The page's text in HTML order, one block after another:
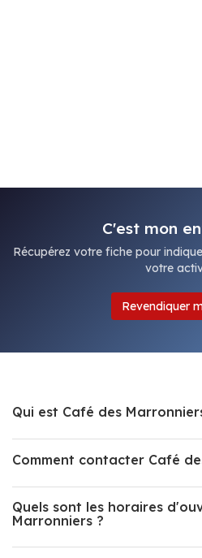
C'est mon
Récupérez votre fiche pour
votre
Revendiquer
Qui est Café des
Comment contacter Café
Quels sont les horaires
Marronniers ?